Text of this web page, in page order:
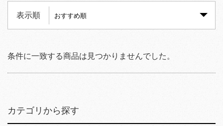
表示順
条件に一致する商品は見つかりませんでした。
カテゴリから探す